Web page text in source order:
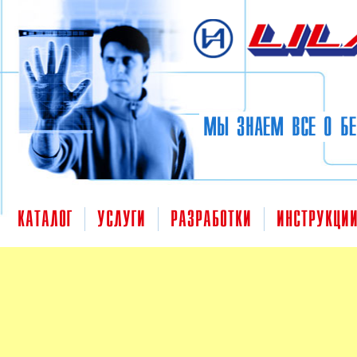
МЫ ЗНАЕМ ВСЕ О
КАТАЛОГ УСЛУГИ РАЗРАБОТКИ